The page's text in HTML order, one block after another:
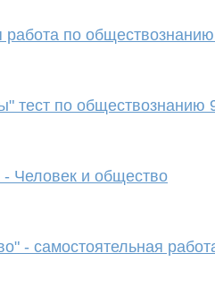
работа по
тест по обществознанию
Человек и общество
- самостоятельная